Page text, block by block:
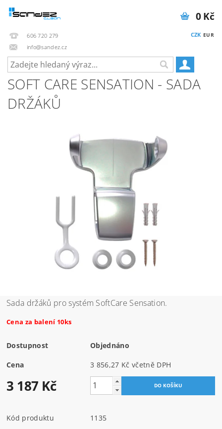
606 720 279
info@sandez.cz
CZK EUR
0 Kč
SOFT CARE SENSATION - SADA
DRŽÁKŮ
Sada držáků pro systém SoftCare Sensation.
Cena za balení 10ks
Dostupnost Objednáno
Cena 3 856,27 Kč včetně DPH
3 187 Kč
Kód produktu
1135